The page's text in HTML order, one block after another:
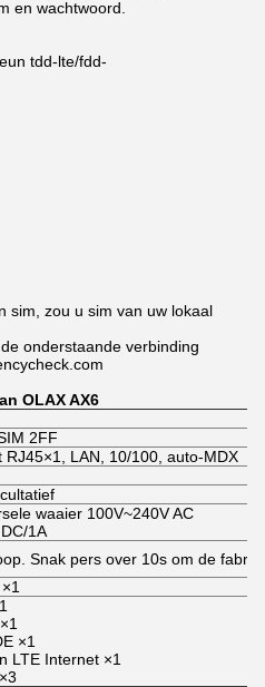
en wachtwoord.
tdd-lte/fdd-
sim, zou u sim van uw lokaal
onderstaande verbinding
OLAX AX6
2FF
RJ45×1, LAN, 10/100, auto-MDX
waaier 100V~240V AC
1A
Snak pers over 10s om de
×1
LTE Internet ×1